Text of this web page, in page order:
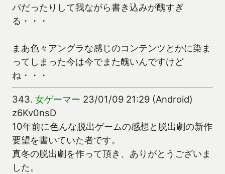
バだったりして我ながら書き込みが醜すぎ
る・・・
まあ色々アングラな感じのコンテンツとかに染ま
ってしまった今は今でまた醜いんですけど
ね・・・
343. 女ゲーマー 23/01/09 21:29 (Android)
z6Kv0nsD
10年前に色んな脱出ゲームの感想と脱出劇の新作
要望を書いていた者です。
真冬の脱出劇を作って頂き、ありがとうございま
した。